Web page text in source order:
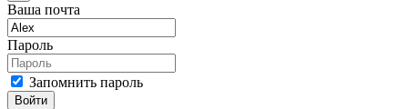
Ваша почта
Пароль
Запомнить пароль
Войти